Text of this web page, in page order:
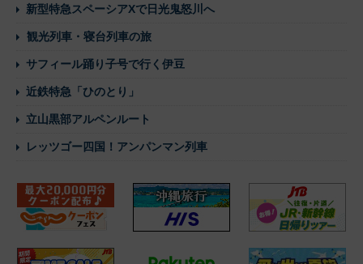
新型特急スペーシアXで日光鬼怒川へ
観光列車・寝台列車の旅
サフィール踊り子号で行く伊豆
近鉄特急「ひのとり」
立山黒部アルペンルート
レッツゴー四国！アンパンマン列車